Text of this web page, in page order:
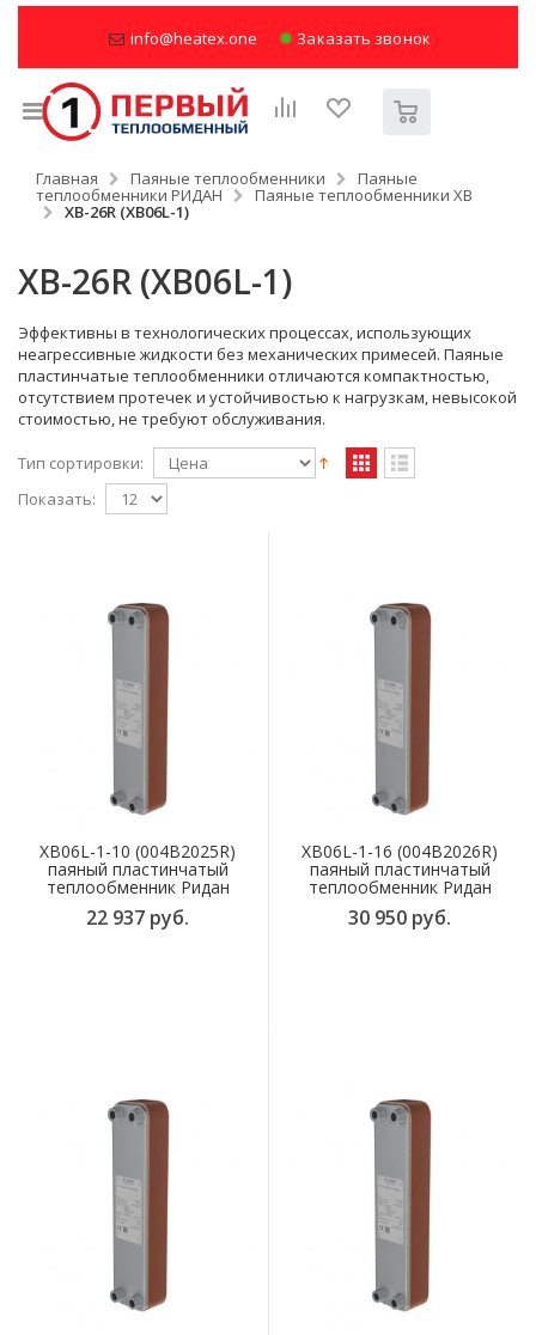
info@heatex.one Заказать звонок
Главная Паяные теплообменники Паяные
теплообменники РИДАН Паяные теплообменники XB
XB-26R (XB06L-1)
XB-26R (XB06L-1)
Эффективны в технологических процессах, использующих
неагрессивные жидкости без механических примесей. Паяные
пластинчатые теплообменники отличаются компактностью,
отсутствием протечек и устойчивостью к нагрузкам, невысокой
стоимостью, не требуют обслуживания.
Тип сортировки:
Показать:
XB06L-1-10 (004B2025R)
паяный пластинчатый
теплообменник Ридан
22 937 руб.
XB06L-1-16 (004B2026R)
паяный пластинчатый
теплообменник Ридан
30 950 руб.